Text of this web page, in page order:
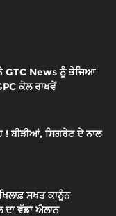
GTC News ਨੂੰ ਭੇਜਿਆ
ਕੋਲ ਰਾਖਵੇਂ
! ਬੀੜੀਆਂ, ਸਿਗਰੇਟ ਦੇ ਨਾਲ
ਸਖਤ ਕਾਨੂੰਨ
ਵੱਡਾ ਐਲਾਨ